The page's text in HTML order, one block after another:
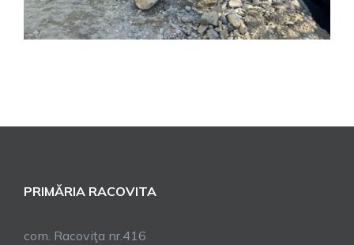
PRIMĂRIA RACOVITA
com. Racoviţa nr.416